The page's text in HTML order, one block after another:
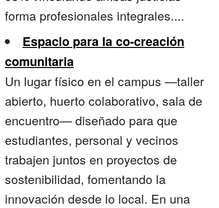
forma profesionales integrales....
Espacio para la co-creación
comunitaria
Un lugar físico en el campus —taller
abierto, huerto colaborativo, sala de
encuentro— diseñado para que
estudiantes, personal y vecinos
trabajen juntos en proyectos de
sostenibilidad, fomentando la
innovación desde lo local. En una